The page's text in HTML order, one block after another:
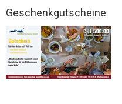
Geschenkgutscheine